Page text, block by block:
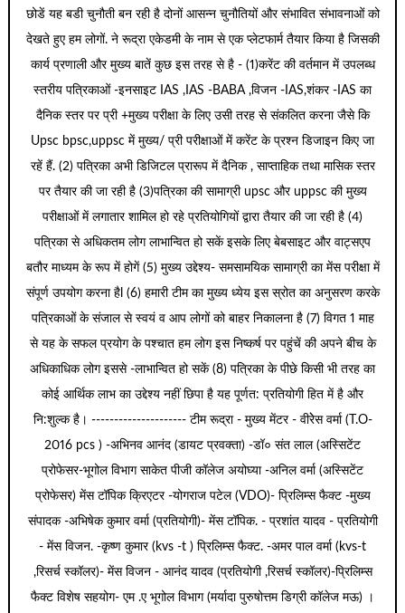
छोडें यह बडी चुनौती बन रही है दोनों आसन्न चुनौतियों और संभावित संभावनाओं को
देखते हुए हम लोगों. ने रूद्रा एकेडमी के नाम से एक प्लेटफार्म तैयार किया है जिसकी
कार्य प्रणाली और मुख्य बातें कुछ इस तरह से है - (1)करेंट की वर्तमान में उपलब्ध
स्तरीय पत्रिकाओं -इनसाइट IAS ,IAS -BABA ,विजन -IAS,शंकर -IAS का
दैनिक स्तर पर प्री +मुख्य परीक्षा के लिए उसी तरह से संकलित करना जैसे कि
Upsc bpsc,uppsc में मुख्य/ प्री परीक्षाओं में करेंट के प्रश्न डिजाइन किए जा
रहें हैं. (2) पत्रिका अभी डिजिटल प्रारूप में दैनिक , साप्ताहिक तथा मासिक स्तर
पर तैयार की जा रही है (3)पत्रिका की सामाग्री upsc और uppsc की मुख्य
परीक्षाओं में लगातार शामिल हो रहे प्रतियोगियों द्वारा तैयार की जा रही है (4)
पत्रिका से अधिकतम लोग लाभान्वित हो सकें इसके लिए बेबसाइट और वाट्सएप
बतौर माध्यम के रूप में होगें (5) मुख्य उद्देश्य- समसामयिक सामाग्री का मेंस परीक्षा में
संपूर्ण उपयोग करना हैl (6) हमारी टीम का मुख्य ध्येय इस स्रोत का अनुसरण करके
पत्रिकाओं के संजाल से स्वयं व आप लोगों को बाहर निकालना है (7) विगत 1 माह
से यह के सफल प्रयोग के पश्चात हम लोग इस निष्कर्ष पर पहुंचें की अपने बीच के
अधिकाधिक लोग इससे -लाभान्वित हो सकें (8) पत्रिका के पीछे किसी भी तरह का
कोई आर्थिक लाभ का उद्देश्य नहीं छिपा है यह पूर्णत: प्रतियोगी हित में है और
नि:शुल्क है। --------------------- टीम रूद्रा - मुख्य मेंटर - वीरेेस वर्मा (T.O-
2016 pcs ) -अभिनव आनंद (डायट प्रवक्ता) -डॉ० संत लाल (अस्सिटेंट
प्रोफेसर-भूगोल विभाग साकेत पीजी कॉलेज अयोघ्या -अनिल वर्मा (अस्सिटेंट
प्रोफेसर) मेंस टॉपिक क्रिएटर -योगराज पटेल (VDO)- प्रिलिम्स फैक्ट -मुख्य
संपादक -अभिषेक कुमार वर्मा (प्रतियोगी)- मेंस टॉपिक. - प्रशांत यादव - प्रतियोगी
- मेंस विजन. -कृष्ण कुमार (kvs -t ) प्रिलिम्स फैक्ट. -अमर पाल वर्मा (kvs-t
,रिसर्च स्कॉलर)- मेंस विजन - आनंद यादव (प्रतियोगी ,रिसर्च स्कॉलर)-प्रिलिम्स
फैक्ट विशेष सहयोग- एम .ए भूगोल विभाग (मर्यादा पुरुषोत्तम डिग्री कॉलेज मऊ) ।